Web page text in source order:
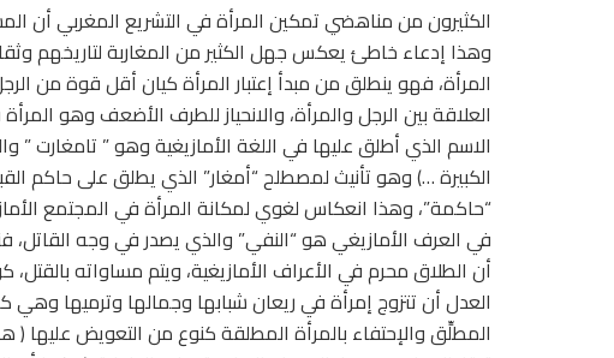
الكثيرون من مناهضي تمكين المرأة في التشريع المغربي أن
وهذا إدعاء خاطئ يعكس جهل الكثير من المغاربة لتاريخهم
المرأة، فهو ينطلق من مبدأ إعتبار المرأة كيان أقل قوة من
العلاقة بين الرجل والمرأة، والانحياز للطرف الأضعف وهو
الاسم الذي أطلق عليها في اللغة الأمازيغية وهو ” تامغارت ”
الكبيرة …) وهو تأنيث لمصطلح “أمغار” الذي يطلق على حاكم
“حاكمة”، وهذا انعكاس لغوي لمكانة المرأة في المجتمع
في العرف الأمازيغي هو “النفي” والذي يصدر في وجه
أن الطلاق محرم في الأعراف الأمازيغية، ويتم مساواته
العدل أن تتزوج إمرأة في ريعان شبابها وجمالها وترميها وهي
المطلِّق والإحتفاء بالمرأة المطلقة كنوع من التعويض عليها (